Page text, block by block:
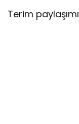
Terim